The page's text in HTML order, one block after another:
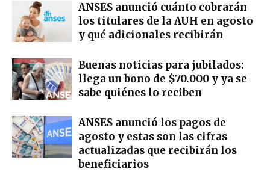
ANSES anunció cuánto cobrarán
los titulares de la AUH en agosto
y qué adicionales recibirán
Buenas noticias para jubilados:
llega un bono de $70.000 y ya se
sabe quiénes lo reciben
ANSES anunció los pagos de
agosto y estas son las cifras
actualizadas que recibirán los
beneficiarios